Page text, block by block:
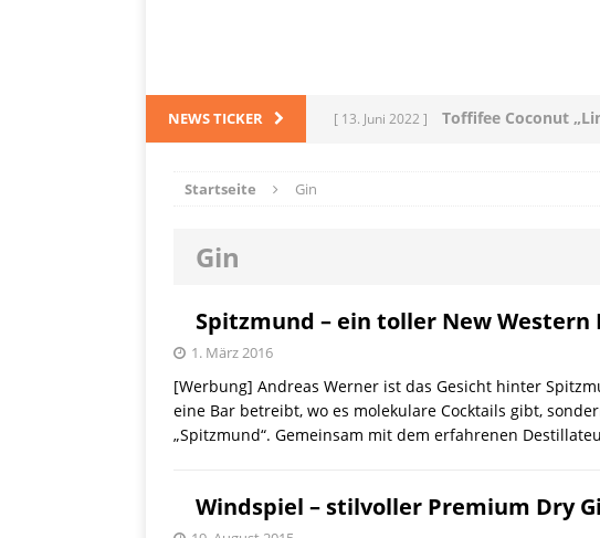
NEWS TICKER [ 13. Juni 2022 ] Toffifee Coconut
Mittelmeerraum
[ 11. Oktober 2021 ] Halloween mit
Startseite Gin
Gin
Spitzmund – ein toller New Western
1. März 2016
[Werbung] Andreas Werner ist das Gesicht hinter
eine Bar betreibt, wo es molekulare Cocktails gibt,
„Spitzmund“. Gemeinsam mit dem erfahrenen
Windspiel – stilvoller Premium Dry